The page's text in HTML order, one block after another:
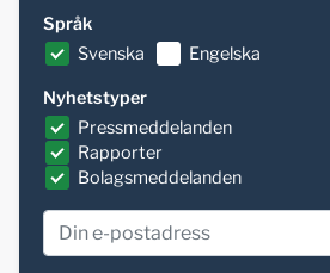
Språk
Svenska
Engelska
Nyhetstyper
Pressmeddelanden
Rapporter
Bolagsmeddelanden